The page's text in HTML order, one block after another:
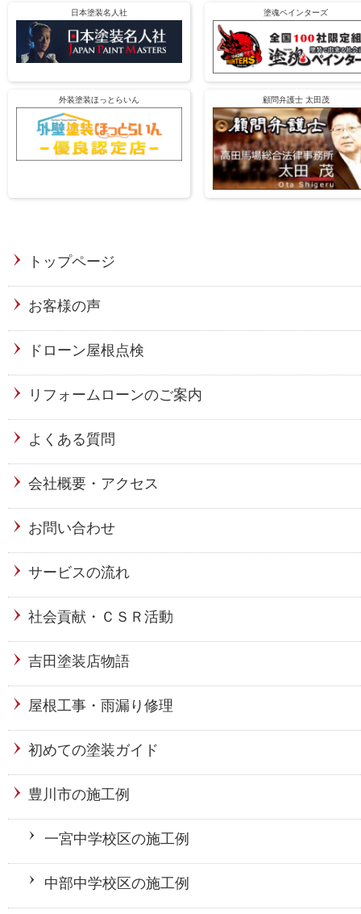
日本塗装名人社 塗魂ペインターズ
外装塗装ほっとらいん 顧問弁護士 太田茂
トップページ
お客様の声
ドローン屋根点検
リフォームローンのご案内
よくある質問
会社概要・アクセス
お問い合わせ
サービスの流れ
社会貢献・ＣＳＲ活動
吉田塗装店物語
屋根工事・雨漏り修理
初めての塗装ガイド
豊川市の施工例
一宮中学校区の施工例
中部中学校区の施工例